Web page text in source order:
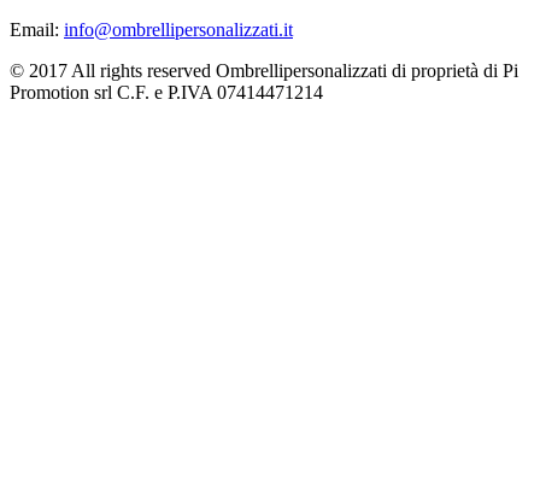
Email: info@ombrellipersonalizzati.it
© 2017 All rights reserved Ombrellipersonalizzati di proprietà di Pi
Promotion srl C.F. e P.IVA 07414471214